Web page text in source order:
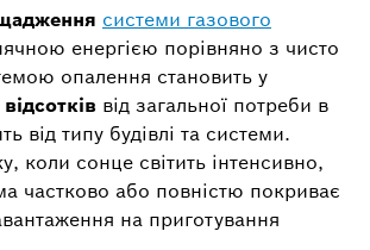
системи газового
енергією порівняно з чисто
опалення становить у
від загальної потреби в
від типу будівлі та системи.
коли сонце світить інтенсивно,
частково або повністю покриває
на приготування